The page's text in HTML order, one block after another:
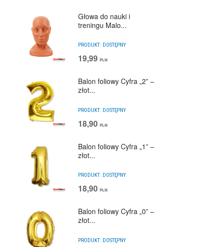
Głowa do nauki i
treningu Malo...
PRODUKT: DOSTĘPNY
19,99 PLN
Balon foliowy Cyfra „2” –
złot...
PRODUKT: DOSTĘPNY
18,90 PLN
Balon foliowy Cyfra „1” –
złot...
PRODUKT: DOSTĘPNY
18,90 PLN
Balon foliowy Cyfra „0” –
złot...
PRODUKT: DOSTĘPNY